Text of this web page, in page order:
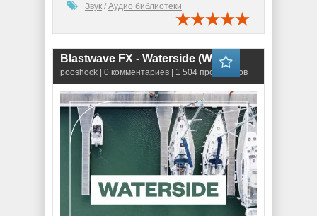
Звук / Аудио библиотеки
Blastwave FX - Waterside (WAV)
pooshock | 0 комментариев | 1 504 просмотров